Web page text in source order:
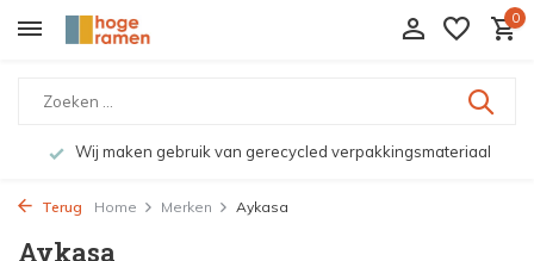
0
Wij maken gebruik van gerecycled verpakkingsmateriaal
Terug Home Merken Aykasa
Aykasa